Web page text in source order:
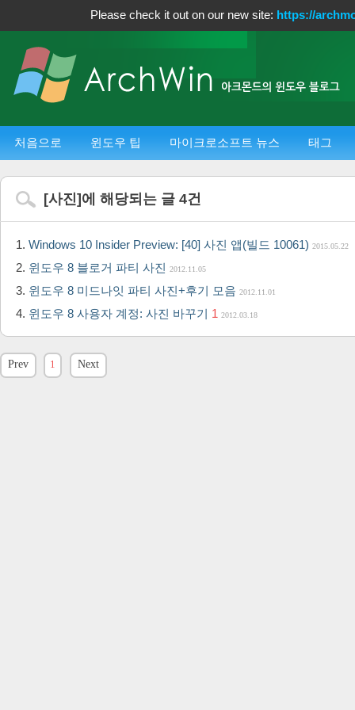
Please check it out on our new site: https://
처음으로 윈도우 팁 마이크로소프트 뉴스 태그
[사진]에 해당되는 글 4건
Windows 10 Insider Preview: [40] 사진 앱(빌드 10061) 2015.05.22
윈도우 8 블로거 파티 사진 2012.11.05
윈도우 8 미드나잇 파티 사진+후기 모음 2012.11.01
윈도우 8 사용자 계정: 사진 바꾸기 1 2012.03.18
Prev 1 Next